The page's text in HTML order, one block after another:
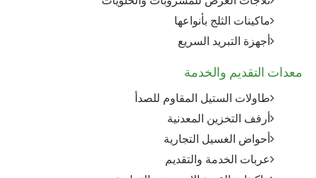
ماكينات الثلج بأنواعها
أجهزة التبريد السريع
معدات التقديم والخدمة
طاولات الستيل المقاوم للصدأ
أرفف التخزين المعدنية
أحواض الغسيل التجارية
عربات الخدمة والتقديم